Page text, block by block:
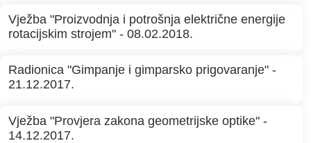
Vježba "Proizvodnja i potrošnja električne energije
rotacijskim strojem" - 08.02.2018.
Radionica "Gimpanje i gimparsko prigovaranje" -
21.12.2017.
Vježba "Provjera zakona geometrijske optike" -
14.12.2017.